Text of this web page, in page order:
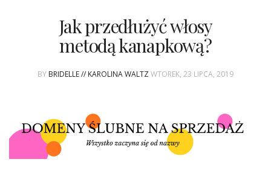
Jak przedłużyć włosy
metodą kanapkową?
BY BRIDELLE // KAROLINA WALTZWTOREK, 23 LIPCA, 2019